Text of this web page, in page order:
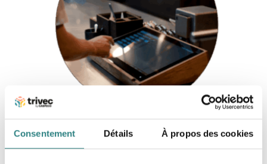
Consentement Détails À propos des cookies